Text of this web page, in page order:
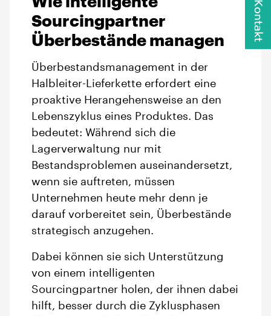
Sourcingpartner
Überbestände managen
Überbestandsmanagement in der
Halbleiter-Lieferkette erfordert eine
proaktive Herangehensweise an den
Lebenszyklus eines Produktes. Das
bedeutet: Während sich die
Lagerverwaltung nur mit
Bestandsproblemen auseinandersetzt,
wenn sie auftreten, müssen
Unternehmen heute mehr denn je
darauf vorbereitet sein, Überbestände
strategisch anzugehen.
Dabei können sie sich Unterstützung
von einem intelligenten
Sourcingpartner holen, der ihnen dabei
hilft, besser durch die Zyklusphasen
Kontakt